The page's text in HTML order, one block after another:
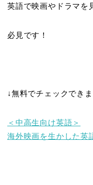
英語で映画やドラマを
必見です！
↓無料でチェックできま
＜中高生向け英語＞
海外映画を生かした英